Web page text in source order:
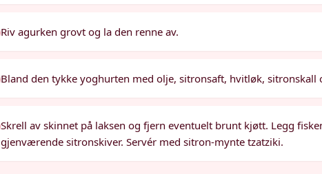
Riv agurken grovt og la den renne av.
Bland den tykke yoghurten med olje, sitronsaft, hvitløk, sitronskall
Skrell av skinnet på laksen og fjern eventuelt brunt kjøtt. Legg
gjenværende sitronskiver. Servér med sitron-mynte tzatziki.